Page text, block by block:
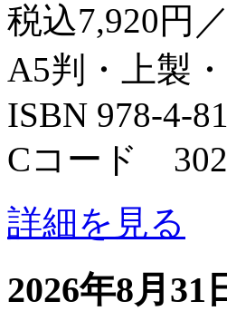
税込7,920円
A5判・上製
ISBN 978-4-
Cコード
詳細を見る
2026年8月31